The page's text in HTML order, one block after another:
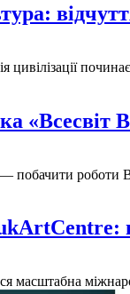
«Всесвіт
побачити роботи
масштабна